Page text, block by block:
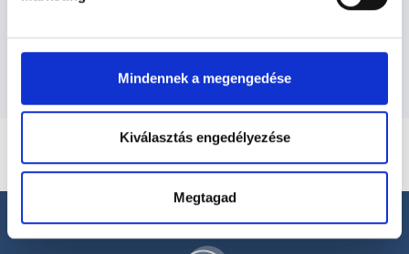
Mindennek a megengedése
Kiválasztás engedélyezése
Megtagad
Szolgáltatások